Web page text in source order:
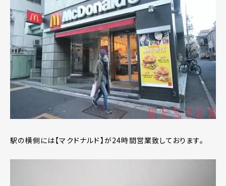
駅の横側には【マクドナルド】が24時間営業致しております。